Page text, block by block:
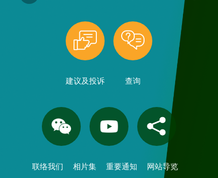
建议及投诉 查询
联络我们 相片集 重要通知 网站导览